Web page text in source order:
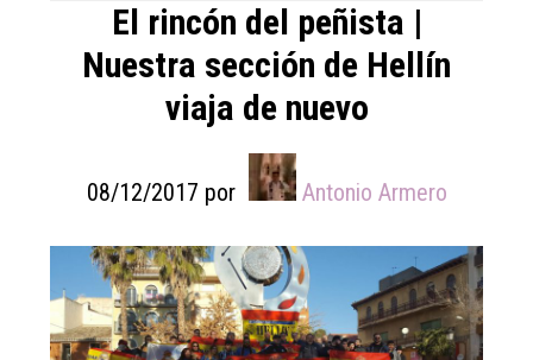
El rincón del peñista |
Nuestra sección de Hellín
viaja de nuevo
08/12/2017 por Antonio Armero